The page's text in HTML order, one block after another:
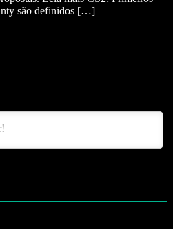
são definidos […]